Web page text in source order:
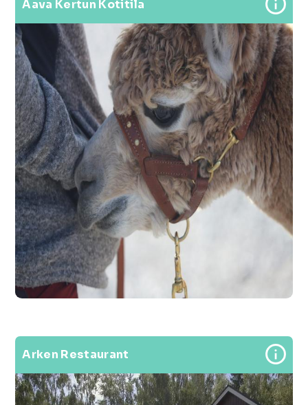
Aava Kertun Kotitila
Arken Restaurant